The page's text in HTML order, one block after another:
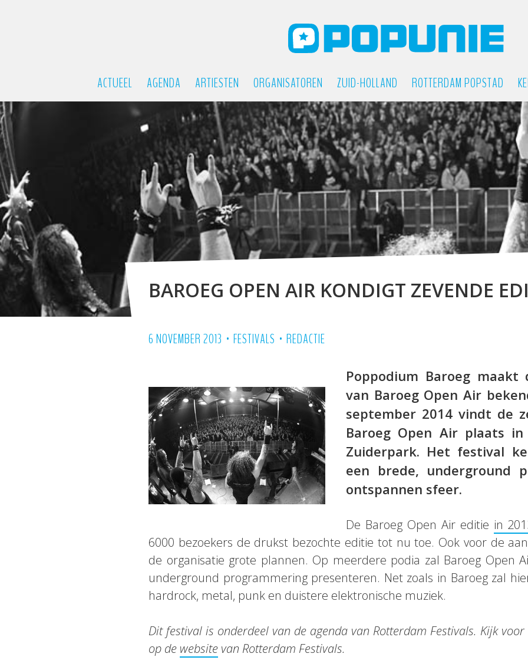
ACTUEEL AGENDA ARTIESTEN ORGANISATOREN ZUID-HOLLAND ROTTERDAM POPSTAD
BAROEG OPEN AIR KONDIGT ZEVENDE
6 NOVEMBER 2013 • FESTIVALS • REDACTIE
Poppodium Baroeg
van Baroeg Open Air
september 2014 vindt de
Baroeg Open Air plaats
Zuiderpark. Het festival
een brede, underground
ontspannen sfeer.
De Baroeg Open Air editie in
6000 bezoekers de drukst bezochte editie tot nu toe. Ook voor de
de organisatie grote plannen. Op meerdere podia zal Baroeg Open
underground programmering presenteren. Net zoals in Baroeg zal
hardrock, metal, punk en duistere elektronische muziek.
Dit festival is onderdeel van de agenda van Rotterdam Festivals. Kijk
op de website van Rotterdam Festivals.